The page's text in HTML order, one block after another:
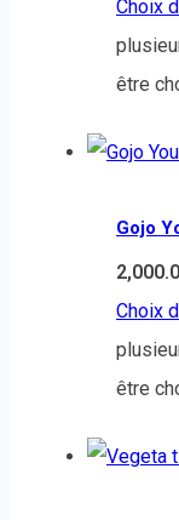
Choix
être
Gojo
Choix
être